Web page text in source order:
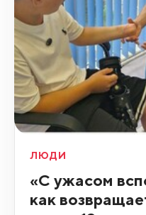
ЛЮДИ
«С ужасом
как